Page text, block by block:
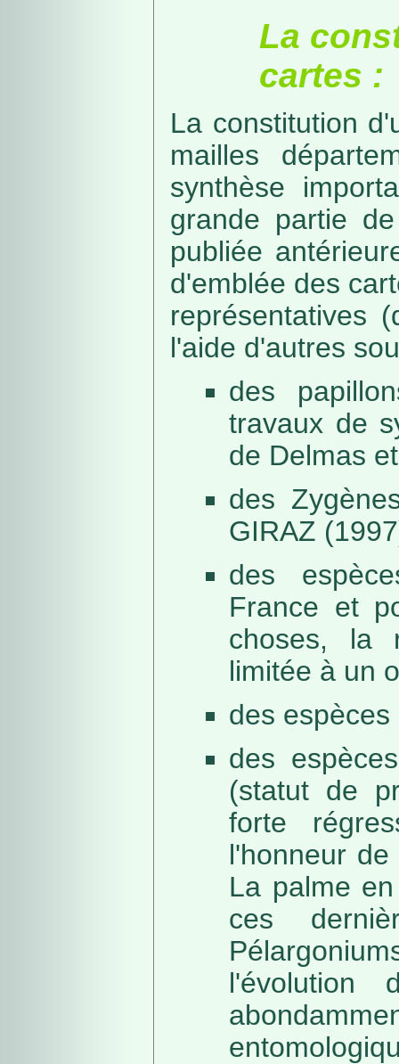
La
cartes :
La constitution
mailles
synthèse
grande partie
publiée
d'emblée des
représentatives
l'aide d'autres
des
travaux de
de Delmas
des
GIRAZ
des
France et
choses, la
limitée à un
des
des
(statut de
forte
l'honneur
La palme
ces
l'évolution